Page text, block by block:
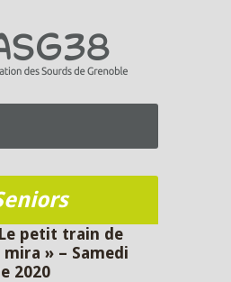
petit train de
» – Samedi
2020